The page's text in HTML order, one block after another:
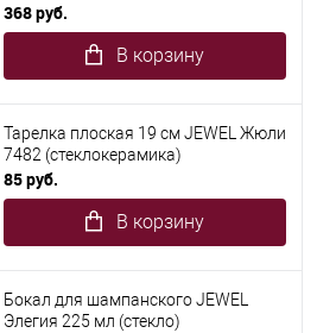
368 руб.
В корзину
Тарелка плоская 19 см JEWEL Жюли
7482 (стеклокерамика)
85 руб.
В корзину
Бокал для шампанского JEWEL
Элегия 225 мл (стекло)